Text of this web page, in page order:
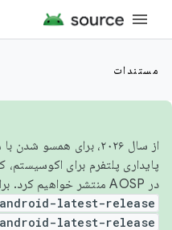
مستندات
از سال ۲۰۲۶، برای
پایداری پلتفرم برای
در AOSP منتشر خواهیم کرد. برای ساخت و مشارکت در AOSP،
android-latest-release
android-latest-release